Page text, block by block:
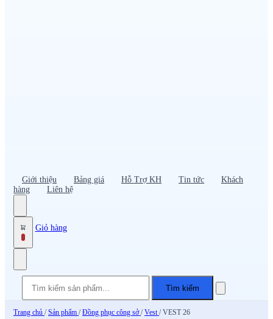
Giới thiệu Bảng giá Hỗ Trợ KH Tin tức
Khách
hàng
Liên hệ
0
Giỏ hàng
Tìm kiếm
Trang chủ / Sản phẩm / Đồng phục công sở/ Vest / VEST 26